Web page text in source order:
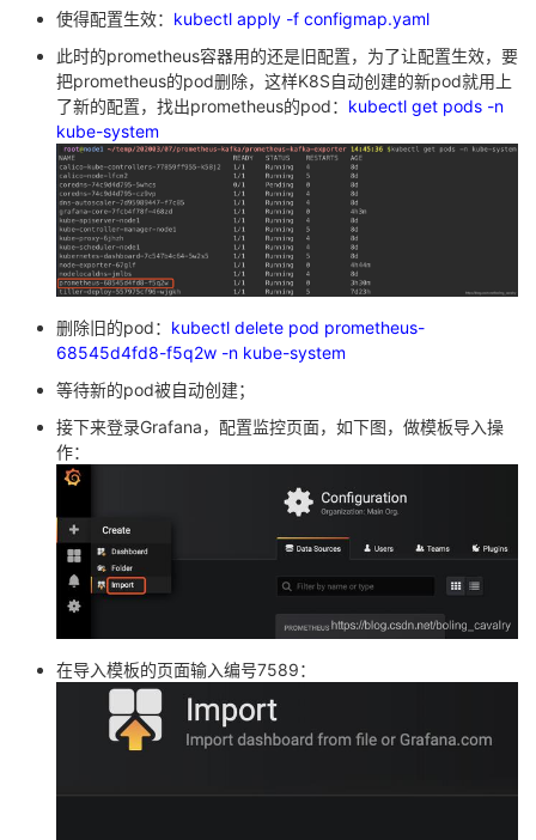
使得配置生效： kubectl apply -f configmap.yaml
此时的prometheus容器用的还是旧配置，为了让配置生效，要
把prometheus的pod删除，这样K8S自动创建的新pod就用上
了新的配置，找出prometheus的pod： kubectl get pods -n
kube-system
删除旧的pod： kubectl delete pod prometheus-
68545d4fd8-f5q2w -n kube-system
等待新的pod被自动创建；
接下来登录Grafana，配置监控页面，如下图，做模板导入操
作：
在导入模板的页面输入编号7589：